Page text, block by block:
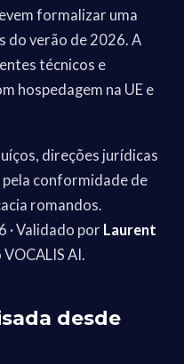
formalizar uma
do verão de 2026. A
técnicos e
hospedagem na UE e
direções jurídicas
pela conformidade de
romandos.
· Validado por Laurent
AI.
desde